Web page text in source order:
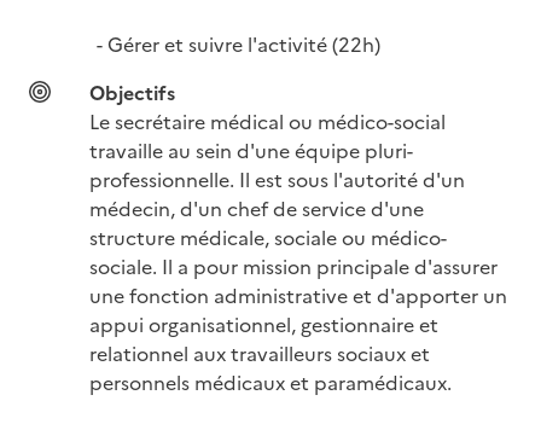
- Gérer et suivre l'activité (22h)
Objectifs
Le secrétaire médical ou médico-social
travaille au sein d'une équipe pluri-
professionnelle. Il est sous l'autorité d'un
médecin, d'un chef de service d'une
structure médicale, sociale ou médico-
sociale. Il a pour mission principale d'assurer
une fonction administrative et d'apporter un
appui organisationnel, gestionnaire et
relationnel aux travailleurs sociaux et
personnels médicaux et paramédicaux.